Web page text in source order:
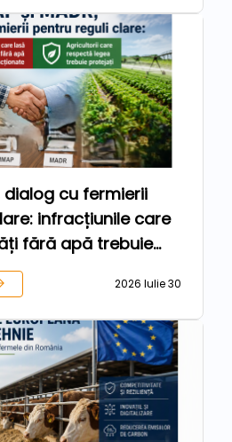
dialog cu fermierii
infracțiunile care
fără apă trebuie
agricultorii care
trebuie protejați2026 Iulie 30